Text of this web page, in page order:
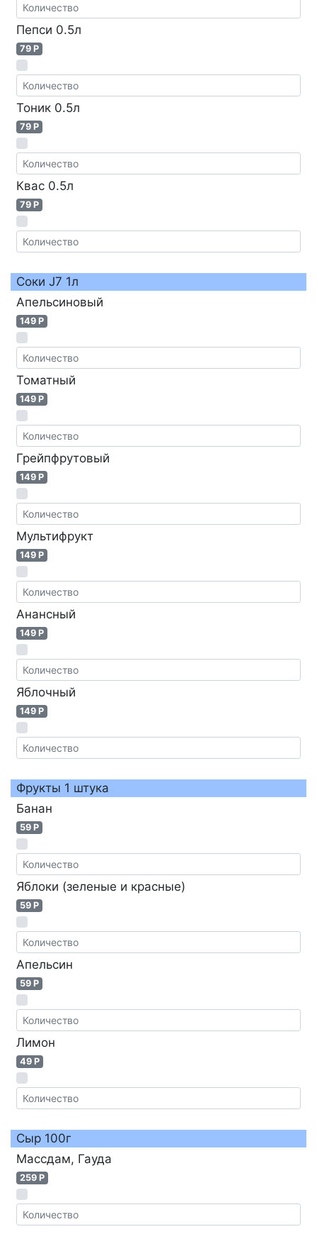
Пепси 0.5л
79 P
Тоник 0.5л
79 P
Квас 0.5л
79 P
Соки J7 1л
Апельсиновый
149 P
Томатный
149 P
Грейпфрутовый
149 P
Мультифрукт
149 P
Анансный
149 P
Яблочный
149 P
Фрукты 1 штука
Банан
59 P
Яблоки (зеленые и красные)
59 P
Апельсин
59 P
Лимон
49 P
Сыр 100г
Массдам, Гауда
259 P